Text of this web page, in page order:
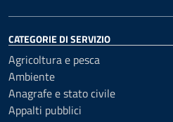
CATEGORIE DI SERVIZIO
Agricoltura e pesca
Ambiente
Anagrafe e stato civile
Appalti pubblici